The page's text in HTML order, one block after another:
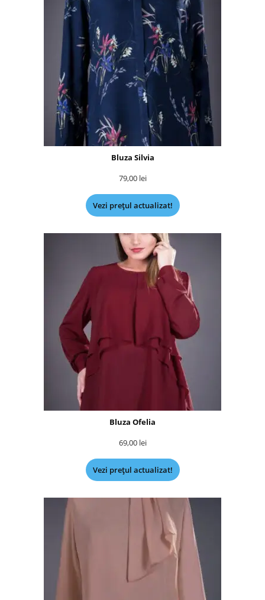
Bluza Silvia
79,00 lei
Vezi prețul actualizat!
Bluza Ofelia
69,00 lei
Vezi prețul actualizat!